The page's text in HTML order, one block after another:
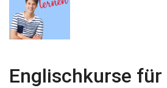
Englischkurse für